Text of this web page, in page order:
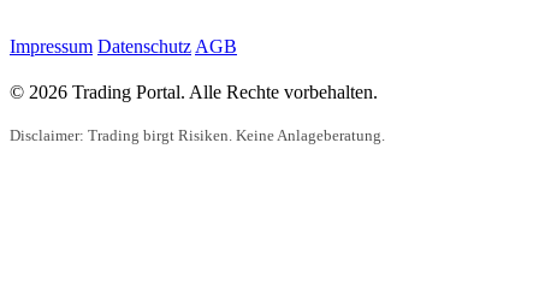
Impressum Datenschutz AGB
© 2026 Trading Portal. Alle Rechte vorbehalten.
Disclaimer: Trading birgt Risiken. Keine Anlageberatung.